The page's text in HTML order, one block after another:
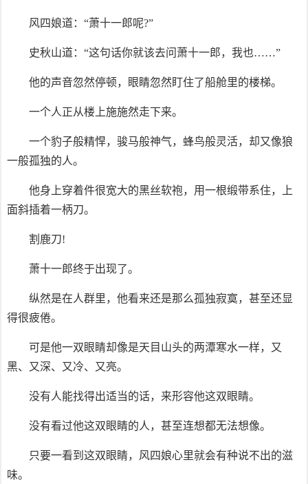
风四娘道：“萧十一郎呢?”
史秋山道：“这句话你就该去问萧十一郎，我也……”
他的声音忽然停顿，眼睛忽然盯住了船舱里的楼梯。
一个人正从楼上施施然走下来。
一个豹子般精悍，骏马般神气，蜂鸟般灵活，却又像狼
一般孤独的人。
他身上穿着件很宽大的黑丝软袍，用一根缎带系住，上
面斜插着一柄刀。
割鹿刀!
萧十一郎终于出现了。
纵然是在人群里，他看来还是那么孤独寂寞，甚至还显
得很疲倦。
可是他一双眼睛却像是天目山头的两潭寒水一样，又
黑、又深、又冷、又亮。
没有人能找得出适当的话，来形容他这双眼睛。
没有看过他这双眼睛的人，甚至连想都无法想像。
只要一看到这双眼睛，风四娘心里就会有种说不出的滋
味。